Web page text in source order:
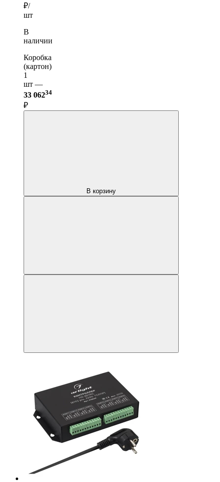
₽/
шт
В
наличии
Коробка
(картон)
1
шт —
33 06234
₽
В корзину